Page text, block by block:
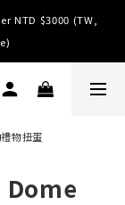
NTD $3000 (TW,
NTD $3000 (TW,
for check)
Luna Mesh Cross
Dome